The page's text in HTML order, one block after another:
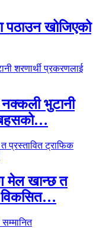
खोजिएको
भुटानी
बहसको…
मेल खान्छ त
विकसित…